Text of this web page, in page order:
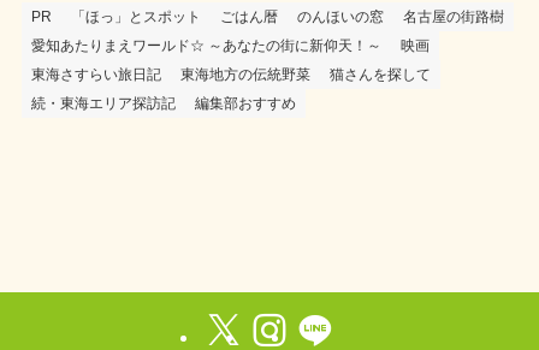
PR 「ほっ」とスポット ごはん暦 のんほいの窓
名古屋の街路樹
愛知あたりまえワールド☆ ～あなたの街に新仰天！～
映画
東海さすらい旅日記
東海地方の伝統野菜
猫さんを探して
続・東海エリア探訪記
編集部おすすめ